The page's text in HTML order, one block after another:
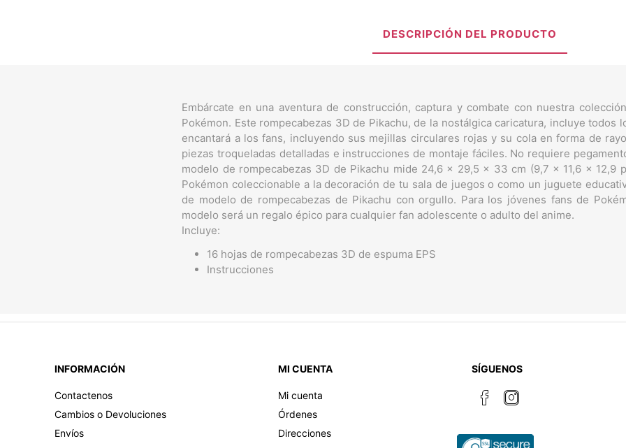
DESCRIPCIÓN DEL PRODUCTO
Embárcate en una aventura de construcción, captura y combate con nuestra
Pokémon. Este rompecabezas 3D de Pikachu, de la nostálgica caricatura, incluye todos
encantará a los fans, incluyendo sus mejillas circulares rojas y su cola en forma de
piezas troqueladas detalladas e instrucciones de montaje fáciles. No requiere
modelo de rompecabezas 3D de Pikachu mide 24,6 x 29,5 x 33 cm (9,7 x 11,6 x 12,9
Pokémon coleccionable a la decoración de tu sala de juegos o como un juguete
de modelo de rompecabezas de Pikachu con orgullo. Para los jóvenes fans de
modelo será un regalo épico para cualquier fan adolescente o adulto del anime.
Incluye:
16 hojas de rompecabezas 3D de espuma EPS
Instrucciones
INFORMACIÓN
Contactenos
Cambios o Devoluciones
Envíos
MI CUENTA
Mi cuenta
Órdenes
Direcciones
SÍGUENOS